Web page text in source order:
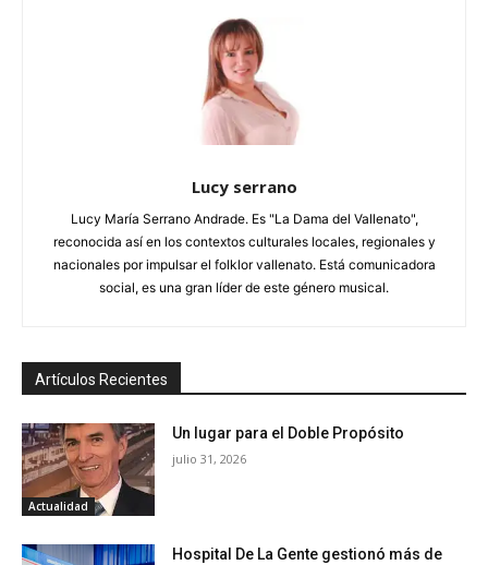
Lucy serrano
Lucy María Serrano Andrade. Es "La Dama del Vallenato",
reconocida así en los contextos culturales locales, regionales y
nacionales por impulsar el folklor vallenato. Está comunicadora
social, es una gran líder de este género musical.
Artículos Recientes
Actualidad
Un lugar para el Doble Propósito
julio 31, 2026
Hospital De La Gente gestionó más de